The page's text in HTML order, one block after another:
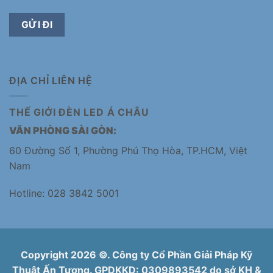
ĐỊA CHỈ LIÊN HỆ
THẾ GIỚI ĐÈN LED Á CHÂU
VĂN PHÒNG SÀI GÒN:
60 Đường Số 1, Phường Phú Thọ Hòa, TP.HCM, Việt
Nam
Hotline: 028 3842 5001
Copyright 2026 ©. Công ty Cổ Phần Giải Pháp Kỹ
Thuật Ấn Tượng. GPDKKD: 0309893542 do sở KH &